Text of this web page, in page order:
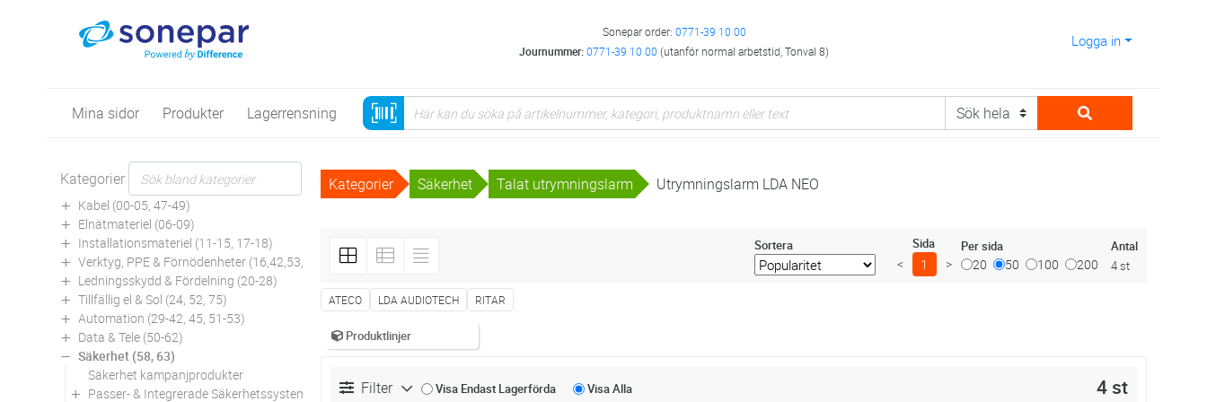
Sonepar order: 0771-39 10 00
Journummer:0771-39 10 00 (utanför normal arbetstid, Tonval 8)
Logga in
Mina sidor Produkter Lagerrensning
Kategorier
Kabel (00-05, 47-49)
Elnätmateriel (06-09)
Installationsmateriel (11-15, 17-18)
Verktyg, PPE & Förnödenheter (16,42,53,94)
Ledningsskydd & Fördelning (20-28)
Tillfällig el & Sol (24, 52, 75)
Automation (29-42, 45, 51-53)
Data & Tele (50-62)
Säkerhet (58, 63)
Säkerhet kampanjprodukter
Passer- & Integrerade Säkerhetssystem
Kategorier Säkerhet Talat utrymningslarm Utrymningslarm LDA NEO
Sortera Sida
< 1 >
Per sida
20 50 100 200
Antal
4 st
ATECO LDA AUDIOTECH RITAR
Produktlinjer
Filter Visa Endast Lagerförda VisaAlla 4 st